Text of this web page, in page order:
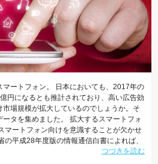
ートフォン。 日本においても、2017年の
円になるとも推計されており、高い広告効
場規模が拡大しているのでしょうか。そ
タを集めました。 拡大するスマートフォ
マートフォン向けを意識することが欠かせ
平成28年度版の情報通信白書によれば、
帯普及率は95.8％、そのうちスマートフォ
つづきを読む